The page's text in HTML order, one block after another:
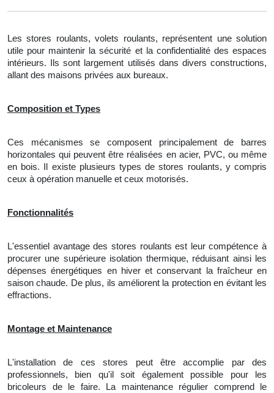
Les stores roulants, volets roulants, représentent une solution
utile pour maintenir la sécurité et la confidentialité des espaces
intérieurs. Ils sont largement utilisés dans divers constructions,
allant des maisons privées aux bureaux.
Composition et Types
Ces mécanismes se composent principalement de barres
horizontales qui peuvent être réalisées en acier, PVC, ou même
en bois. Il existe plusieurs types de stores roulants, y compris
ceux à opération manuelle et ceux motorisés.
Fonctionnalités
L'essentiel avantage des stores roulants est leur compétence à
procurer une supérieure isolation thermique, réduisant ainsi les
dépenses énergétiques en hiver et conservant la fraîcheur en
saison chaude. De plus, ils améliorent la protection en évitant les
effractions.
Montage et Maintenance
L'installation de ces stores peut être accomplie par des
professionnels, bien qu'il soit également possible pour les
bricoleurs de le faire. La maintenance régulier comprend le